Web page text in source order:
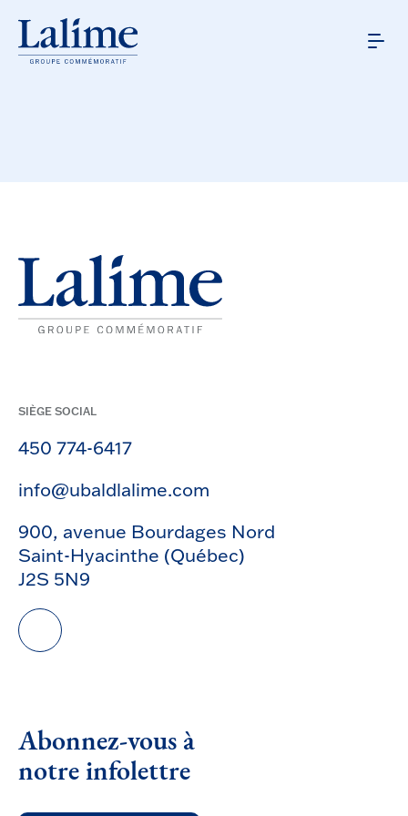
SIÈGE SOCIAL
450 774-6417
info@ubaldlalime.com
900, avenue Bourdages Nord
Saint-Hyacinthe (Québec)
J2S 5N9
Abonnez-vous à
notre infolettre